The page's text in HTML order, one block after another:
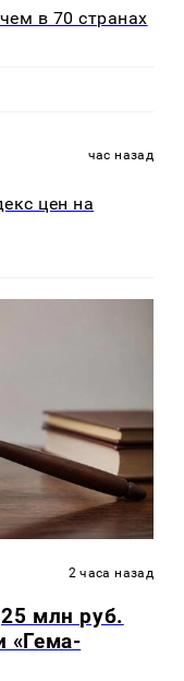
в 70 странах
час назад
цен на
2 часа назад
млн руб.
«Гема-